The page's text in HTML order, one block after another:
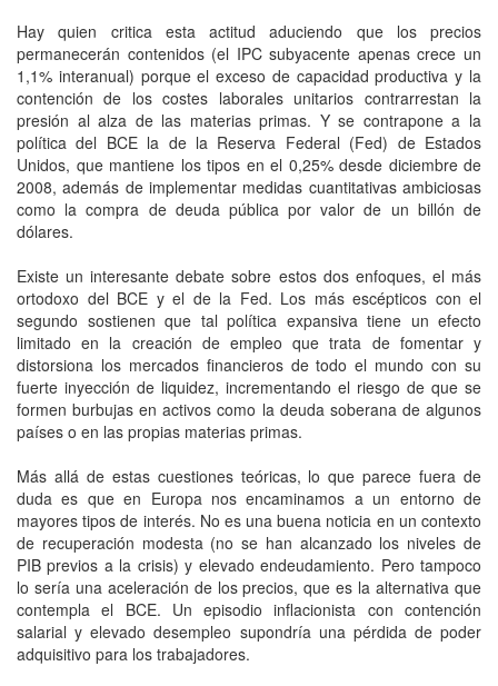
Hay quien critica esta actitud aduciendo que los precios
permanecerán contenidos (el IPC subyacente apenas crece un
1,1% interanual) porque el exceso de capacidad productiva y la
contención de los costes laborales unitarios contrarrestan la
presión al alza de las materias primas. Y se contrapone a la
política del BCE la de la Reserva Federal (Fed) de Estados
Unidos, que mantiene los tipos en el 0,25% desde diciembre de
2008, además de implementar medidas cuantitativas ambiciosas
como la compra de deuda pública por valor de un billón de
dólares.
Existe un interesante debate sobre estos dos enfoques, el más
ortodoxo del BCE y el de la Fed. Los más escépticos con el
segundo sostienen que tal política expansiva tiene un efecto
limitado en la creación de empleo que trata de fomentar y
distorsiona los mercados financieros de todo el mundo con su
fuerte inyección de liquidez, incrementando el riesgo de que se
formen burbujas en activos como la deuda soberana de algunos
países o en las propias materias primas.
Más allá de estas cuestiones teóricas, lo que parece fuera de
duda es que en Europa nos encaminamos a un entorno de
mayores tipos de interés. No es una buena noticia en un contexto
de recuperación modesta (no se han alcanzado los niveles de
PIB previos a la crisis) y elevado endeudamiento. Pero tampoco
lo sería una aceleración de los precios, que es la alternativa que
contempla el BCE. Un episodio inflacionista con contención
salarial y elevado desempleo supondría una pérdida de poder
adquisitivo para los trabajadores.